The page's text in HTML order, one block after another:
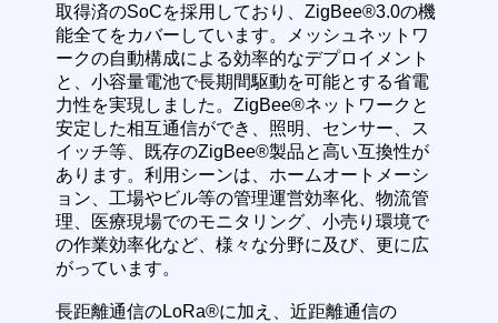
取得済のSoCを採用しており、ZigBee®3.0の機
能全てをカバーしています。メッシュネットワ
ークの自動構成による効率的なデプロイメント
と、小容量電池で長期間駆動を可能とする省電
力性を実現しました。ZigBee®ネットワークと
安定した相互通信ができ、照明、センサー、ス
イッチ等、既存のZigBee®製品と高い互換性が
あります。利用シーンは、ホームオートメーシ
ョン、工場やビル等の管理運営効率化、物流管
理、医療現場でのモニタリング、小売り環境で
の作業効率化など、様々な分野に及び、更に広
がっています。
長距離通信のLoRa®に加え、近距離通信の